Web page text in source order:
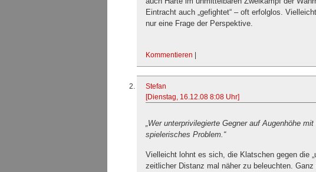
Eintracht auch „gefightet“ – oft erfolglos.
nur eine Frage der Perspektive.
Kommentieren
Stefan
[Dienstag, 16.12.08 8:08 Uhr]
„Wer unterprivilegierte Gegner auf Augenhöhe
spielerisches Problem.“
Vielleicht lohnt es sich, die Klatschen gegen die
zeitlicher Distanz mal näher zu beleuchten.